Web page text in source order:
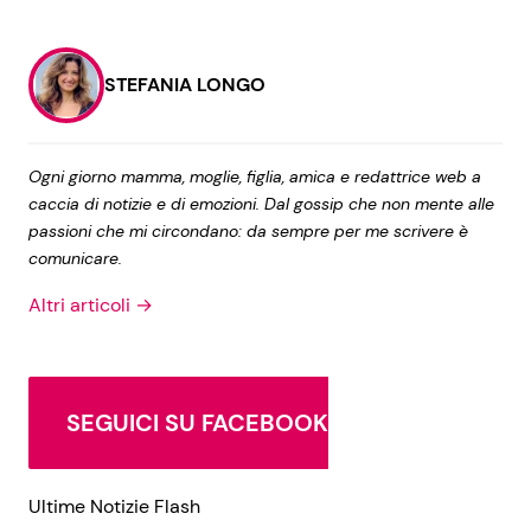
STEFANIA LONGO
Ogni giorno mamma, moglie, figlia, amica e redattrice web a
caccia di notizie e di emozioni. Dal gossip che non mente alle
passioni che mi circondano: da sempre per me scrivere è
comunicare.
Altri articoli →
SEGUICI SU FACEBOOK
Ultime Notizie Flash